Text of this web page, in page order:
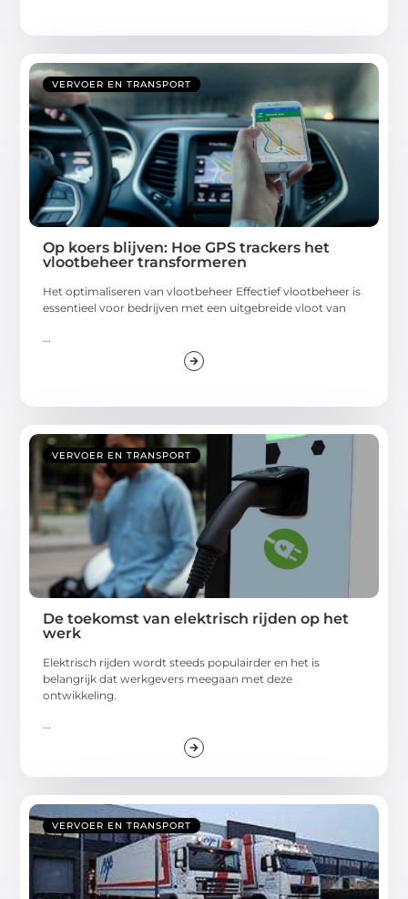
VERVOER EN TRANSPORT
Op koers blijven: Hoe GPS trackers het
vlootbeheer transformeren
Het optimaliseren van vlootbeheer Effectief vlootbeheer is
essentieel voor bedrijven met een uitgebreide vloot van
VERVOER EN TRANSPORT
De toekomst van elektrisch rijden op het
werk
Elektrisch rijden wordt steeds populairder en het is
belangrijk dat werkgevers meegaan met deze
ontwikkeling.
...
VERVOER EN TRANSPORT